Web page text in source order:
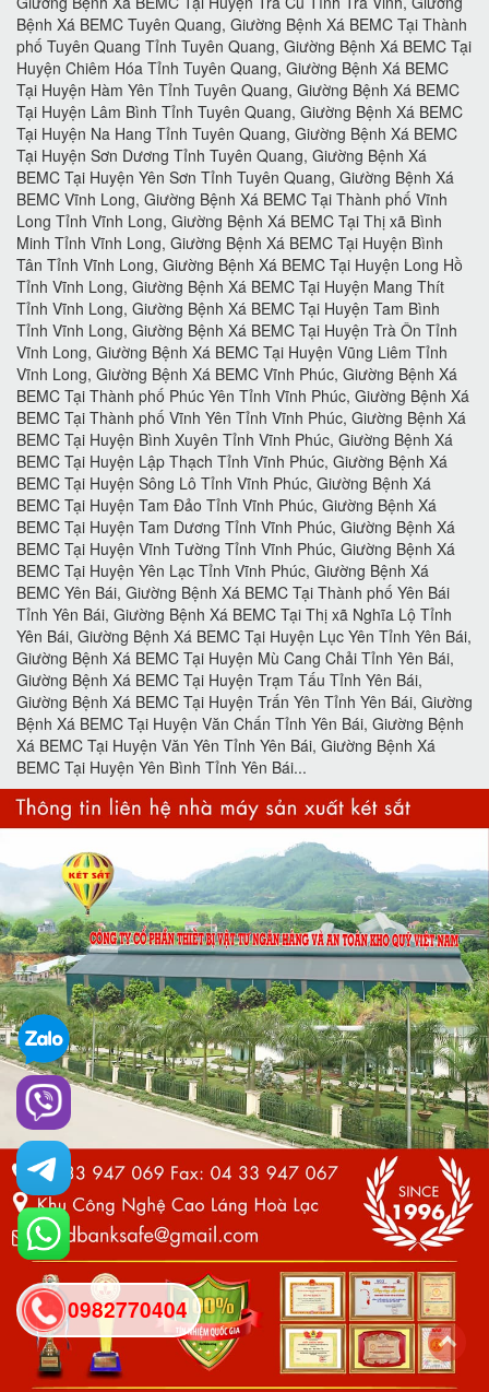
0982770404
back